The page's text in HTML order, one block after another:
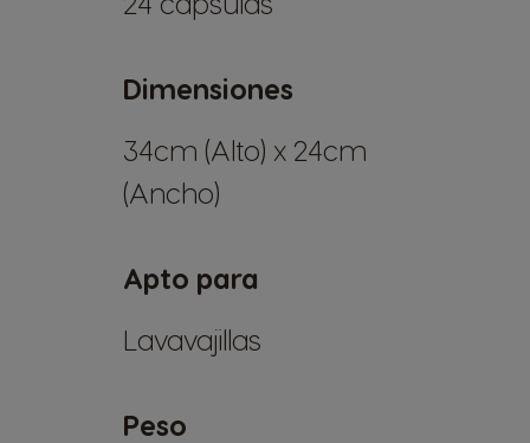
Dimensiones
34cm (Alto) x 24cm
(Ancho)
Apto para
Lavavajillas
Peso